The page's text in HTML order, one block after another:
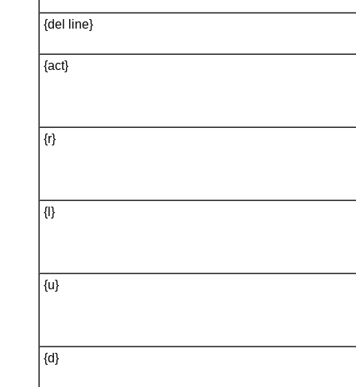
{del line}
{act}
{r}
{l}
{u}
{d}